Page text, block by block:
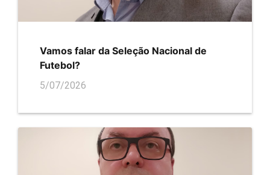
Vamos falar da Seleção Nacional de
Futebol?
5/07/2026